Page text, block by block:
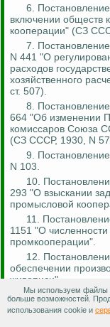
6.
включении обществ
кооперации" (СЗ
7.
N 441 "О
расходов
хозяйственного
ст. 507).
8.
664 "Об изменении
комиссаров Союза
(СЗ СССР, 1930, N
9.
N 103.
10.
293 "О взыскании
промысловой
11.
1151 "О
промкооперации".
12.
обеспечении
живописи".
13.
14.
Мы используем файлы
больше возможностей.
использования cookie и